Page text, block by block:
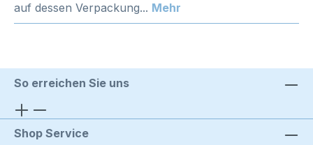
auf dessen Verpackung... Mehr
So erreichen Sie uns
Shop Service